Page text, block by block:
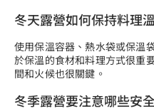
冬天露營如何保持料理
使用保溫容器、熱水袋或保溫
於保溫的食材和料理方式很重
間和火候也很關鍵。
冬季露營要注意哪些安